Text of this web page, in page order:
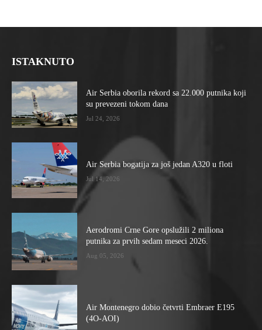
ISTAKNUTO
Air Serbia oborila rekord sa 22.000 putnika koji
su prevezeni tokom dana
Jul 24, 2026
Air Serbia bogatija za još jedan A320 u floti
Jul 14, 2026
Aerodromi Crne Gore opslužili 2 miliona
putnika za prvih sedam meseci 2026.
Aug 05, 2026
Air Montenegro dobio četvrti Embraer E195
(4O-AOI)